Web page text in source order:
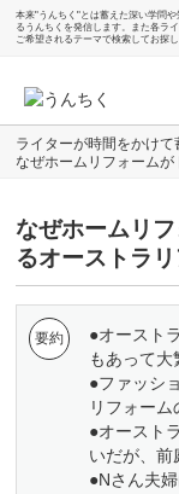
本来"うんちく"とは蓄えた深い学問
るうんちくを発信します。また各ラ
ご希望されるテーマで検索してお探し
ライターが時間をかけて
なぜホームリフォーム
なぜホームリ
るオーストラ
●オースト
もあって大
●ファッシ
リフォーム
●オースト
いだが、前
●Nさん夫